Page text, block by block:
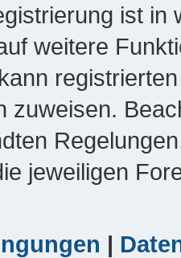
ist in
weitere
zuweisen.
jeweiligen
|